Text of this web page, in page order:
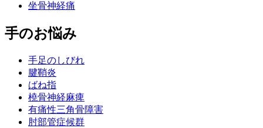
坐骨神経痛
手のお悩み
手足のしびれ
腱鞘炎
ばね指
橈骨神経麻痺
有痛性三角骨障害
肘部管症候群